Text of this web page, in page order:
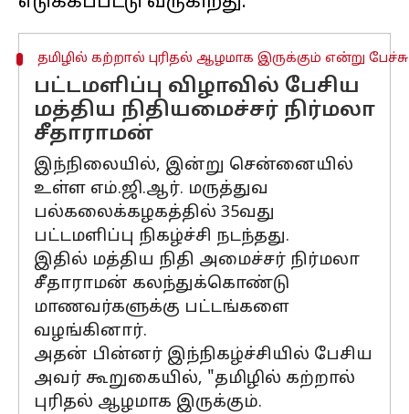
தமிழில் கற்றால் புரிதல் ஆழமாக இருக்கும் என்று பேச்சு
பட்டமளிப்பு விழாவில் பேசிய
மத்திய நிதியமைச்சர் நிர்மலா
சீதாராமன்
இந்நிலையில், இன்று சென்னையில்
உள்ள எம்.ஜி.ஆர். மருத்துவ
பல்கலைக்கழகத்தில் 35வது
பட்டமளிப்பு நிகழ்ச்சி நடந்தது.
இதில் மத்திய நிதி அமைச்சர் நிர்மலா
சீதாராமன் கலந்துக்கொண்டு
மாணவர்களுக்கு பட்டங்களை
வழங்கினார்.
அதன் பின்னர் இந்நிகழ்ச்சியில் பேசிய
அவர் கூறுகையில், "தமிழில் கற்றால்
புரிதல் ஆழமாக இருக்கும்.